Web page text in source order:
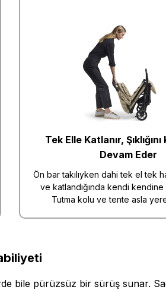
Tek Elle Katlanır,
Devam Eder
Ön bar takılıyken dahi tek el tek
ve katlandığında kendi
Tutma kolu ve tente asla
bile pürüzsüz bir sürüş sunar.